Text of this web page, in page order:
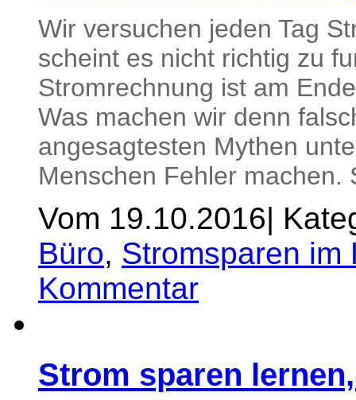
Wir versuchen jeden Tag
scheint es nicht richtig zu
Stromrechnung ist am
Was machen wir denn
angesagtesten Mythen
Menschen Fehler
Vom 19.10.2016|
Büro, Stromsparen im
Kommentar
Strom sparen